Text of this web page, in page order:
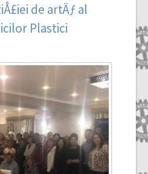
de artÄƒ al
Plastici